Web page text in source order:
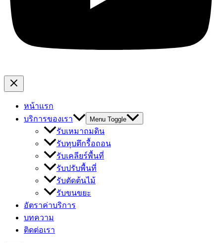
หน้าแรก
บริการของเรา
Menu Toggle
รับเหมาถมดิน
รับทุบตึกรื้อถอน
รับเคลียร์พื้นที่
รับปรับพื้นที่
รับตัดต้นไม้
รับขนขยะ
อัตราค่าบริการ
บทความ
ติดต่อเรา